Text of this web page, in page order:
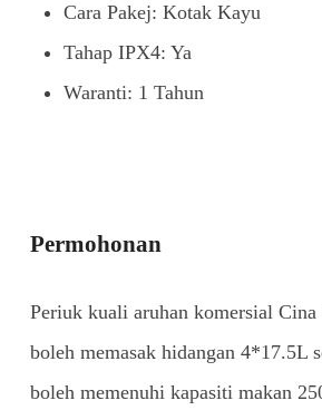
Cara Pakej: Kotak Kayu
Tahap IPX4: Ya
Waranti: 1 Tahun
Permohonan
Periuk kuali aruhan komersial
boleh memasak hidangan 4*17.5L
boleh memenuhi kapasiti makan